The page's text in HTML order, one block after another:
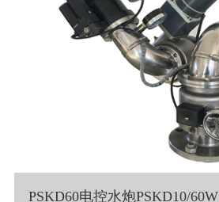
PSKD60电控水炮PSKD10/60W